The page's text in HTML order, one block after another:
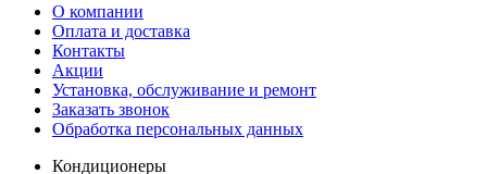
О компании
Оплата и доставка
Контакты
Акции
Установка, обслуживание и ремонт
Заказать звонок
Обработка персональных данных
Кондиционеры